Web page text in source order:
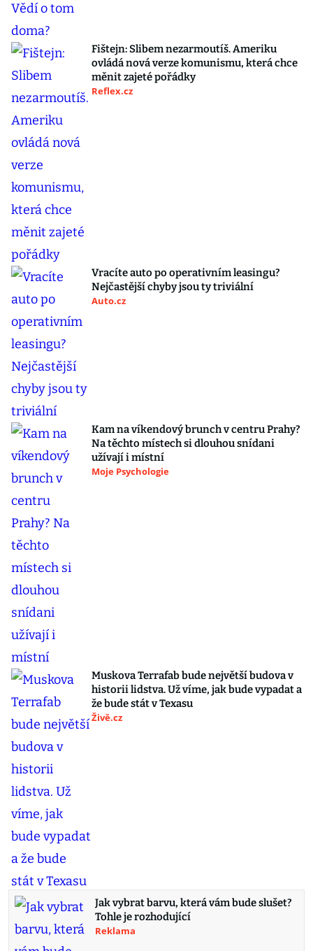
Fištejn: Slibem nezarmoutíš. Ameriku
ovládá nová verze komunismu, která chce
měnit zajeté pořádky
Reflex.cz
Vracíte auto po operativním leasingu?
Nejčastější chyby jsou ty triviální
Auto.cz
Kam na víkendový brunch v centru Prahy?
Na těchto místech si dlouhou snídani
užívají i místní
Moje Psychologie
Muskova Terrafab bude největší budova v
historii lidstva. Už víme, jak bude vypadat a
že bude stát v Texasu
Živě.cz
Jak vybrat barvu, která vám bude slušet?
Tohle je rozhodující
Reklama